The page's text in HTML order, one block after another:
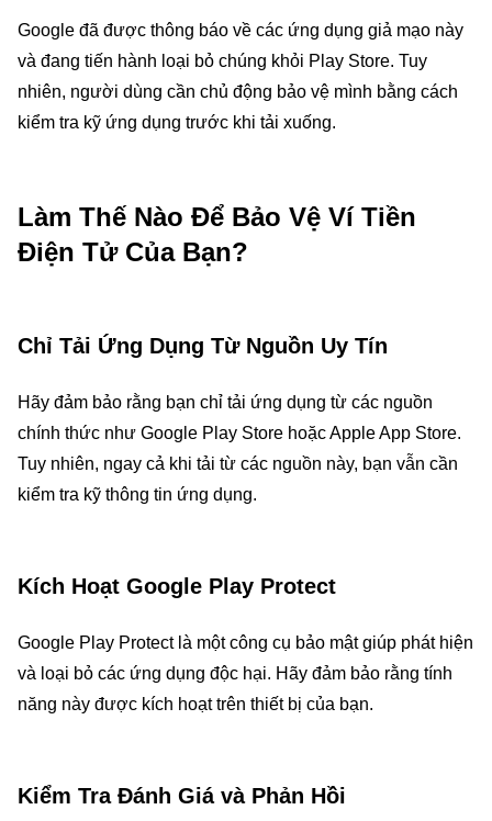
Google đã được thông báo về các ứng dụng giả mạo này
và đang tiến hành loại bỏ chúng khỏi Play Store. Tuy
nhiên, người dùng cần chủ động bảo vệ mình bằng cách
kiểm tra kỹ ứng dụng trước khi tải xuống.
Làm Thế Nào Để Bảo Vệ Ví Tiền
Điện Tử Của Bạn?
Chỉ Tải Ứng Dụng Từ Nguồn Uy Tín
Hãy đảm bảo rằng bạn chỉ tải ứng dụng từ các nguồn
chính thức như Google Play Store hoặc Apple App Store.
Tuy nhiên, ngay cả khi tải từ các nguồn này, bạn vẫn cần
kiểm tra kỹ thông tin ứng dụng.
Kích Hoạt Google Play Protect
Google Play Protect là một công cụ bảo mật giúp phát hiện
và loại bỏ các ứng dụng độc hại. Hãy đảm bảo rằng tính
năng này được kích hoạt trên thiết bị của bạn.
Kiểm Tra Đánh Giá và Phản Hồi